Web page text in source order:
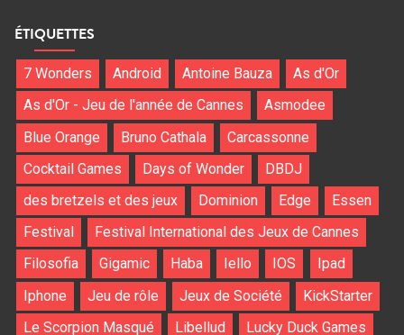
ÉTIQUETTES
7 Wonders Android Antoine Bauza
As d'Or
As d'Or - Jeu de l'année de Cannes
Asmodee
Blue Orange
Bruno Cathala
Carcassonne
Cocktail Games
Days of Wonder
DBDJ
des bretzels et des jeux
Dominion Edge
Essen
Festival
Festival International des Jeux de Cannes
Filosofia
Gigamic Haba Iello IOS
Ipad
Iphone
Jeu de rôle Jeux de Société
KickStarter
Le Scorpion Masqué
Libellud Lucky Duck Games